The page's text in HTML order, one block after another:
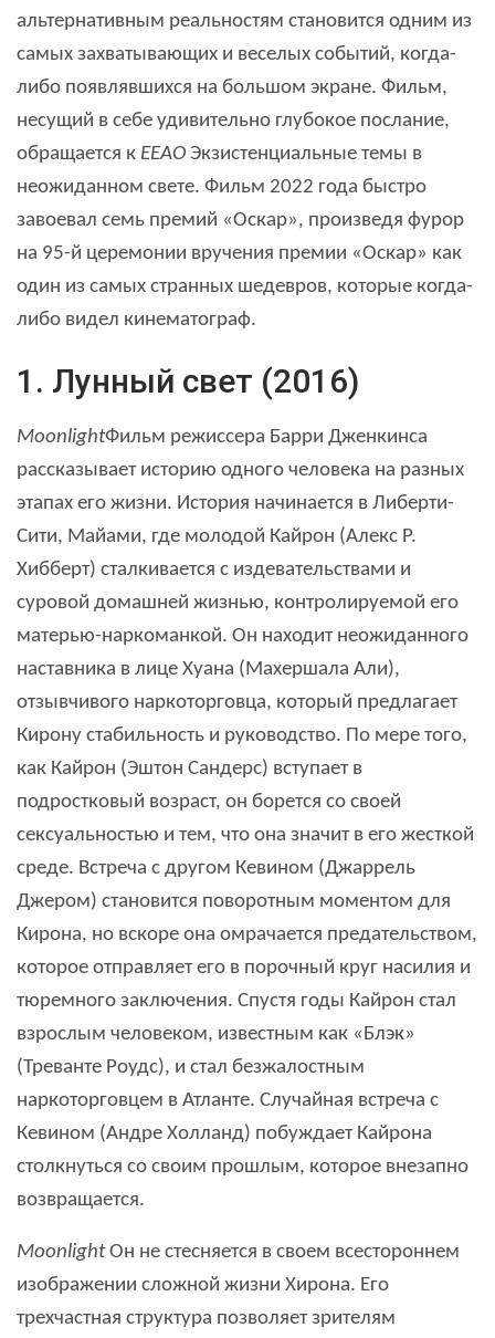
альтернативным реальностям становится одним из
самых захватывающих и веселых событий, когда-
либо появлявшихся на большом экране. Фильм,
несущий в себе удивительно глубокое послание,
обращается к ЕЕАО Экзистенциальные темы в
неожиданном свете. Фильм 2022 года быстро
завоевал семь премий «Оскар», произведя фурор
на 95-й церемонии вручения премии «Оскар» как
один из самых странных шедевров, которые когда-
либо видел кинематограф.
1. Лунный свет (2016)
MoonlightФильм режиссера Барри Дженкинса
рассказывает историю одного человека на разных
этапах его жизни. История начинается в Либерти-
Сити, Майами, где молодой Кайрон (Алекс Р.
Хибберт) сталкивается с издевательствами и
суровой домашней жизнью, контролируемой его
матерью-наркоманкой. Он находит неожиданного
наставника в лице Хуана (Махершала Али),
отзывчивого наркоторговца, который предлагает
Кирону стабильность и руководство. По мере того,
как Кайрон (Эштон Сандерс) вступает в
подростковый возраст, он борется со своей
сексуальностью и тем, что она значит в его жесткой
среде. Встреча с другом Кевином (Джаррель
Джером) становится поворотным моментом для
Кирона, но вскоре она омрачается предательством,
которое отправляет его в порочный круг насилия и
тюремного заключения. Спустя годы Кайрон стал
взрослым человеком, известным как «Блэк»
(Треванте Роудс), и стал безжалостным
наркоторговцем в Атланте. Случайная встреча с
Кевином (Андре Холланд) побуждает Кайрона
столкнуться со своим прошлым, которое внезапно
возвращается.
MoonlightОн не стесняется в своем всестороннем
изображении сложной жизни Хирона. Его
трехчастная структура позволяет зрителям